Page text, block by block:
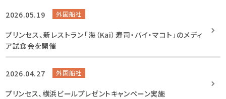
2026.05.19 外国船社
プリンセス、新レストラン「海（Kai）寿司・バイ・マコト」のメディ
ア試食会を開催
2026.04.27 外国船社
プリンセス、横浜ビールプレゼントキャンペーン実施